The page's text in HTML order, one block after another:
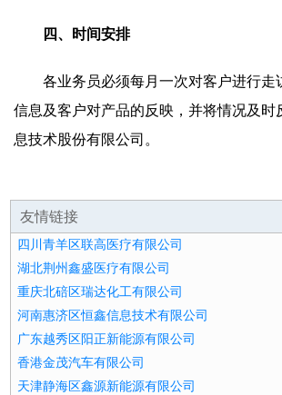
四、时间安排
各业务员必须每月一次对客户进行走
信息及客户对产品的反映，并将情况及时
息技术股份有限公司。
友情链接
四川青羊区联高医疗有限公司
湖北荆州鑫盛医疗有限公司
重庆北碚区瑞达化工有限公司
河南惠济区恒鑫信息技术有限公司
广东越秀区阳正新能源有限公司
香港金茂汽车有限公司
天津静海区鑫源新能源有限公司